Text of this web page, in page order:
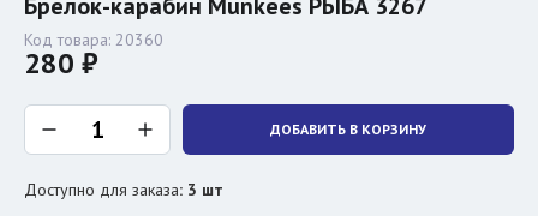
Код товара: 20360
280 ₽
ДОБАВИТЬ В КОРЗИНУ
Доступно для заказа: 3 шт